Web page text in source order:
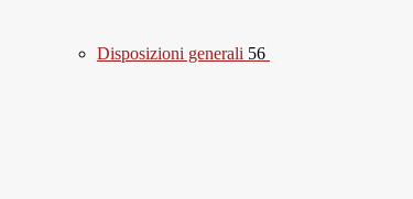
Disposizioni generali 56